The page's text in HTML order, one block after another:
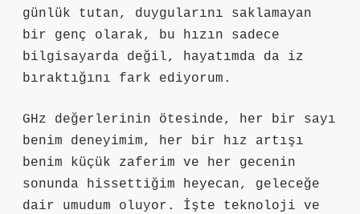
günlük tutan, duygularını saklamayan
bir genç olarak, bu hızın sadece
bilgisayarda değil, hayatımda da iz
bıraktığını fark ediyorum.
GHz değerlerinin ötesinde, her bir sayı
benim deneyimim, her bir hız artışı
benim küçük zaferim ve her gecenin
sonunda hissettiğim heyecan, geleceğe
dair umudum oluyor. İşte teknoloji ve